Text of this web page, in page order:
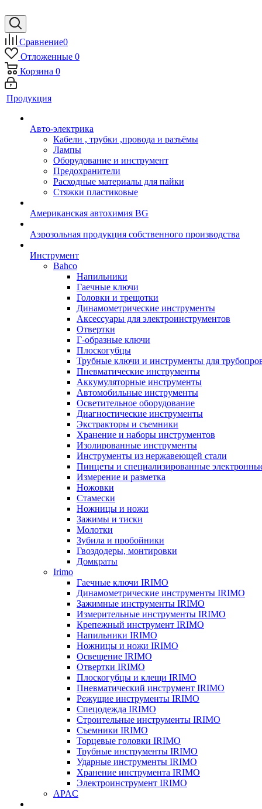
Сравнение0
Отложенные 0
Корзина 0
Продукция
Авто-электрика
Кабели , трубки ,провода и разъёмы
Лампы
Оборудование и инструмент
Предохранители
Расходные материалы для пайки
Стяжки пластиковые
Американская автохимия BG
Аэрозольная продукция собственного производства
Инструмент
Bahco
Напильники
Гаечные ключи
Головки и трещотки
Динамометрические инструменты
Аксессуары для электроинструментов
Отвертки
Г-образные ключи
Плоскогубцы
Трубные ключи и инструменты для
Пневматические инструменты
Аккумуляторные инструменты
Автомобильные инструменты
Осветительное оборудование
Диагностические инструменты
Экстракторы и съемники
Хранение и наборы инструментов
Изолированные инструменты
Инструменты из нержавеющей стали
Пинцеты и специализированные
Измерение и разметка
Ножовки
Стамески
Ножницы и ножи
Зажимы и тиски
Молотки
Зубила и пробойники
Гвоздодеры, монтировки
Домкраты
Irimo
Гаечные ключи IRIMO
Динамометрические инструменты IRIMO
Зажимные инструменты IRIMO
Измерительные инструменты IRIMO
Крепежный инструмент IRIMO
Напильники IRIMO
Ножницы и ножи IRIMO
Освещение IRIMO
Отвертки IRIMO
Плоскогубцы и клещи IRIMO
Пневматический инструмент IRIMO
Режущие инструменты IRIMO
Спецодежда IRIMO
Строительные инструменты IRIMO
Съемники IRIMO
Торцевые головки IRIMO
Трубные инструменты IRIMO
Ударные инструменты IRIMO
Хранение инструмента IRIMO
Электроинструмент IRIMO
APAC